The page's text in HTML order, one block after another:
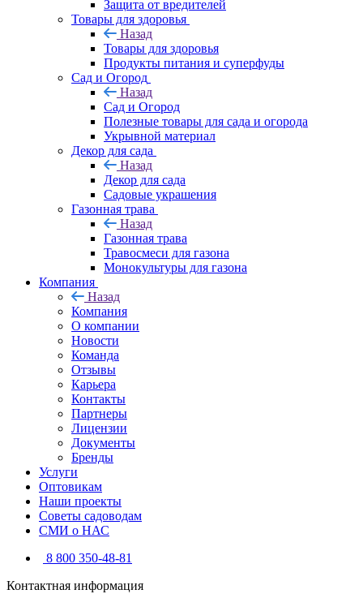
Защита от вредителей
Товары для здоровья
Назад
Товары для здоровья
Продукты питания и суперфуды
Сад и Огород
Назад
Сад и Огород
Полезные товары для сада и огорода
Укрывной материал
Декор для сада
Назад
Декор для сада
Садовые украшения
Газонная трава
Назад
Газонная трава
Травосмеси для газона
Монокультуры для газона
Компания
Назад
Компания
О компании
Новости
Команда
Отзывы
Карьера
Контакты
Партнеры
Лицензии
Документы
Бренды
Услуги
Оптовикам
Наши проекты
Советы садоводам
СМИ о НАС
8 800 350-48-81
Контактная информация